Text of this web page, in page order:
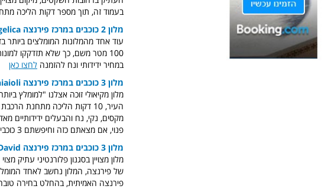
בעמוד זה, תוך מספר דקות הליכה
מלון 2 כוכבים במרכז פירנצה
100 מטר משם, כך שלא תזדקקו
במחיר ידידותי ונח להזמנה לחצו כאן
מלון 3 כוכבים במרכז פירנצה
פנוי, אם מצאתם כזה וחיפשתם 3 כוכבים בפירנצה בהחלט אופציה מעולה להזמנה ופרטים נוספים
מלון 3 כוכבים במרכז פירנצה
פירנצה האמיתית, בהחלט בחירה